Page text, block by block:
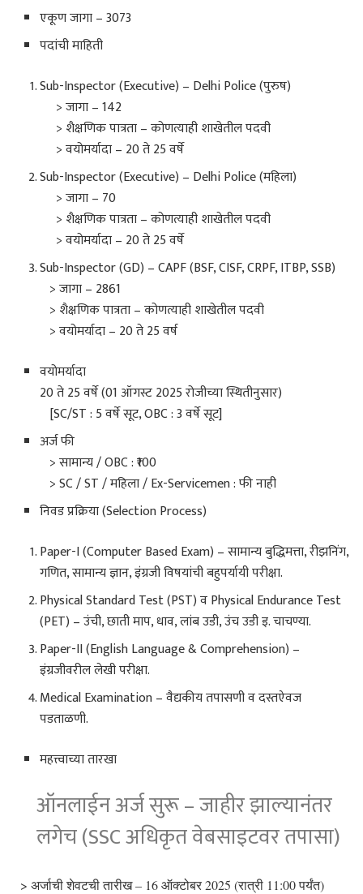
एकूण जागा – 3073
पदांची माहिती
Sub-Inspector (Executive) – Delhi Police (पुरुष)
> जागा – 142
> शैक्षणिक पात्रता – कोणत्याही शाखेतील पदवी
> वयोमर्यादा – 20 ते 25 वर्षे
Sub-Inspector (Executive) – Delhi Police (महिला)
> जागा – 70
> शैक्षणिक पात्रता – कोणत्याही शाखेतील पदवी
> वयोमर्यादा – 20 ते 25 वर्षे
Sub-Inspector (GD) – CAPF (BSF, CISF, CRPF, ITBP, SSB)
> जागा – 2861
> शैक्षणिक पात्रता – कोणत्याही शाखेतील पदवी
> वयोमर्यादा – 20 ते 25 वर्ष
वयोमर्यादा
20 ते 25 वर्षे (01 ऑगस्ट 2025 रोजीच्या स्थितीनुसार)
[SC/ST : 5 वर्षे सूट, OBC : 3 वर्षे सूट]
अर्ज फी
> सामान्य / OBC : ₹100
> SC / ST / महिला / Ex-Servicemen : फी नाही
निवड प्रक्रिया (Selection Process)
Paper-I (Computer Based Exam) – सामान्य बुद्धिमत्ता, रीझनिंग,
गणित, सामान्य ज्ञान, इंग्रजी विषयांची बहुपर्यायी परीक्षा.
Physical Standard Test (PST) व Physical Endurance Test
(PET) – उंची, छाती माप, धाव, लांब उडी, उंच उडी इ. चाचण्या.
Paper-II (English Language & Comprehension) –
इंग्रजीवरील लेखी परीक्षा.
Medical Examination – वैद्यकीय तपासणी व दस्तऐवज
पडताळणी.
महत्त्वाच्या तारखा
ऑनलाईन अर्ज सुरू – जाहीर झाल्यानंतर
लगेच (SSC अधिकृत वेबसाइटवर तपासा)
> अर्जाची शेवटची तारीख – 16 ऑक्टोबर 2025 (रात्री 11:00 पर्यंत)